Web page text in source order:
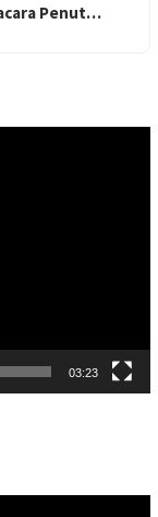
Penut…
03:23